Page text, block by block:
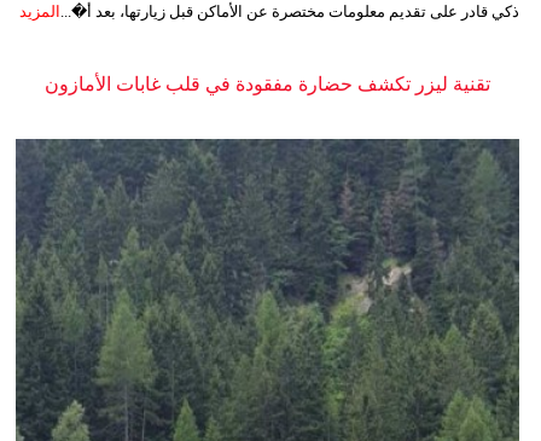
ذكي قادر على تقديم معلومات مختصرة عن الأماكن قبل زيارتها، بعد أ�... المزيد
تقنية ليزر تكشف حضارة مفقودة في قلب غابات الأمازون